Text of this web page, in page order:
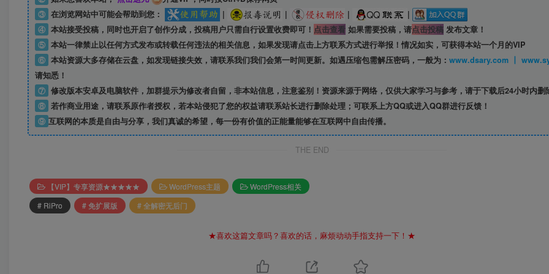
③ 在浏览网站中可能会帮助到您： | | |
|
④ 本站接受投稿，同时也开启了创作分成，投稿用户只需自行设置收费即可！ 点击查看如果需要投稿，请点击投稿发布文章！
⑤ 本站一律禁止以任何方式发布或转载任何违法的相关信息，如果发现请点击上方联系方式进行举报！情况如实，可获得本站一个月的VIP
⑥ 本站资源大多存储在云盘，如发现链接失效，请联系我们我们会第一时间更新。如遇压缩包需解压密码，一般为：
www.dsary.com
请知悉！
⑦ 修改版本安卓及电脑软件，加群提示为修改者自留， 非本站信息，注意鉴别！资源来源于网络，仅供大家学习与参考，请于下载后24小时内删
⑧ 若作商业用途，请联系原作者授权，若本站侵犯了您的权益请联系站长进行删除处理；可联系上方QQ或进入QQ群进行反馈！
⑨ 互联网的本质是自由与分享，我们真诚的希望，每一份有价值的正能量能够在互联网中自由传播。
THE END
【VIP】专享资源★★★★★ WordPress主题
WordPress相关
# RiPro
# 免扩展版 # 全解密无后门
★喜欢这篇文章吗？喜欢的话，麻烦动动手指支持一下！★